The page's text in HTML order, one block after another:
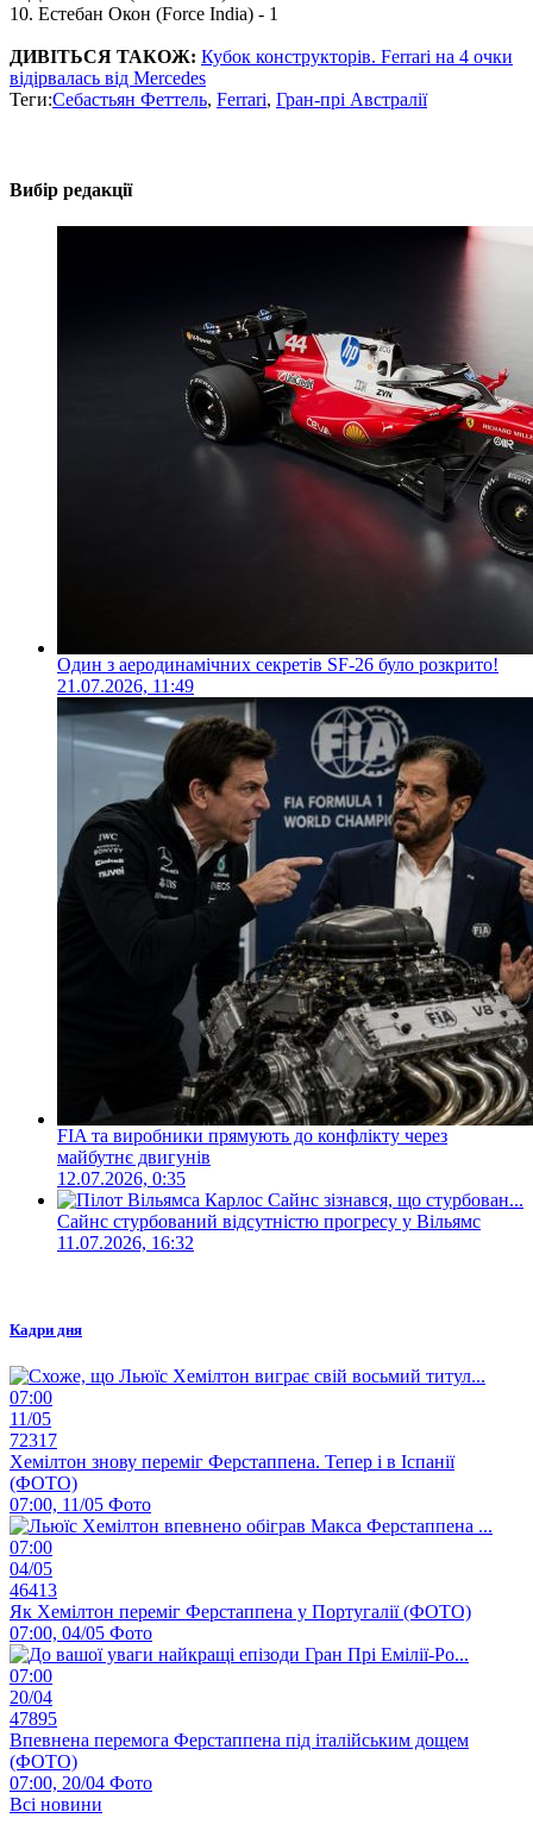
10. Естебан Окон (Force India) - 1
ДИВІТЬСЯ ТАКОЖ: Кубок конструкторів. Ferrari на 4 очки
відірвалась від Mercedes
Теги:Себастьян Феттель, Ferrari, Гран-прі Австралії
Вибір редакції
Один з аеродинамічних секретів SF-26 було розкрито!
21.07.2026, 11:49
FIA та виробники прямують до конфлікту через
майбутнє двигунів
12.07.2026, 0:35
Сайнс стурбований відсутністю прогресу у Вільямс
11.07.2026, 16:32
Кадри дня
07:00
11/05
72317
Хемілтон знову переміг Ферстаппена. Тепер і в Іспанії
(ФОТО)
07:00, 11/05 Фото
07:00
04/05
46413
Як Хемілтон переміг Ферстаппена у Португалії (ФОТО)
07:00, 04/05 Фото
07:00
20/04
47895
Впевнена перемога Ферстаппена під італійським дощем
(ФОТО)
07:00, 20/04 Фото
Всі новини